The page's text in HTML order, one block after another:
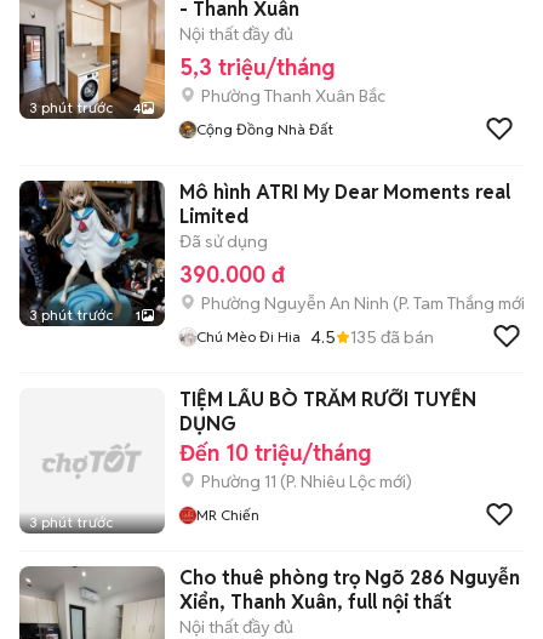
3 phút trước 4
- Thanh Xuân
Nội thất đầy đủ
5,3 triệu/tháng
Phường Thanh Xuân Bắc
Cộng Đồng Nhà Đất
3 phút trước 1
Mô hình ATRI My Dear Moments real
Limited
Đã sử dụng
390.000 đ
Phường Nguyễn An Ninh (P. Tam Thắng mới)
Chú Mèo Đi Hia 4.5 135 đã bán
3 phút trước
TIỆM LẨU BÒ TRĂM RƯỠI TUYỂN
DỤNG
Đến 10 triệu/tháng
Phường 11 (P. Nhiêu Lộc mới)
MR Chiến
Cho thuê phòng trọ Ngõ 286 Nguyễn
Xiển, Thanh Xuân, full nội thất
Nội thất đầy đủ